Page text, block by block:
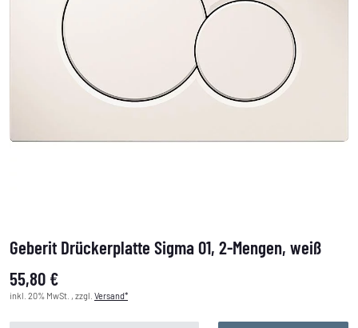
Geberit Drückerplatte Sigma 01, 2-Mengen, weiß
55,80 €
inkl. 20% MwSt. , zzgl. Versand*